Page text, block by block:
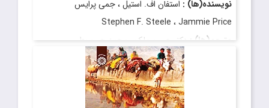
نویسنده(ها) : استفان اف. استیل ، جمی پرایس
Stephen F. Steele ، Jammie Price
مترجم(ها) :دکتر حسن ملک ، محمد حب وطن
Hassan Malek , PhD , Mohammad Hobbevatan
: فروردین ۱۳۹۶